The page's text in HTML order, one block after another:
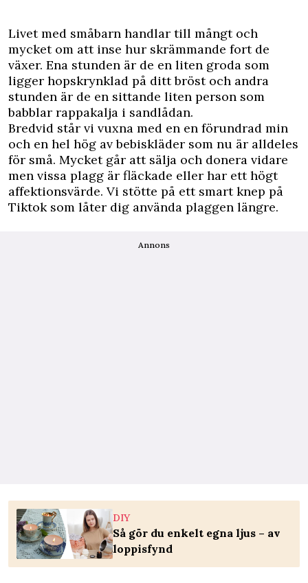
Livet med småbarn handlar till mångt och
mycket om att inse hur skrämmande fort de
växer. Ena stunden är de en liten groda som
ligger hopskrynklad på ditt bröst och andra
stunden är de en sittande liten person som
babblar rappakalja i sandlådan.
Bredvid står vi vuxna med en en förundrad min
och en hel hög av bebiskläder som nu är alldeles
för små. Mycket går att sälja och donera vidare
men vissa plagg är fläckade eller har ett högt
affektionsvärde. Vi stötte på ett smart knep på
Tiktok som låter dig använda plaggen längre.
Annons
DIY
Så gör du enkelt egna ljus – av
loppisfynd